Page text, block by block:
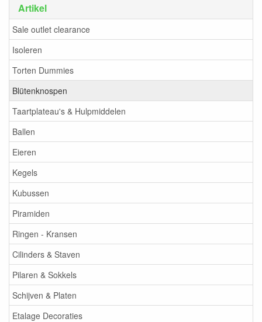
Artikel
Sale outlet clearance
Isoleren
Torten Dummies
Blütenknospen
Taartplateau's & Hulpmiddelen
Ballen
Eieren
Kegels
Kubussen
Piramiden
Ringen - Kransen
Cilinders & Staven
Pilaren & Sokkels
Schijven & Platen
Etalage Decoraties